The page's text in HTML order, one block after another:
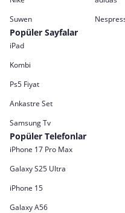
Suwen
Popüler Sayfalar
iPad
Kombi
Ps5 Fiyat
Ankastre Set
Samsung Tv
Popüler Telefonlar
iPhone 17 Pro Max
Galaxy S25 Ultra
iPhone 15
Galaxy A56